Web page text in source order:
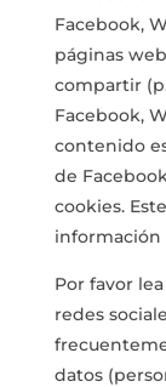
Facebook,
páginas
compartir
Facebook,
contenido
de
cookies.
información
Por favor
redes
datos